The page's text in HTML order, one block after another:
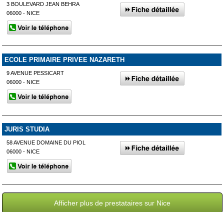
3 BOULEVARD JEAN BEHRA
06000 - NICE
ECOLE PRIMAIRE PRIVEE NAZARETH
9 AVENUE PESSICART
06000 - NICE
JURIS STUDIA
58 AVENUE DOMAINE DU PIOL
06000 - NICE
Afficher plus de prestataires sur Nice